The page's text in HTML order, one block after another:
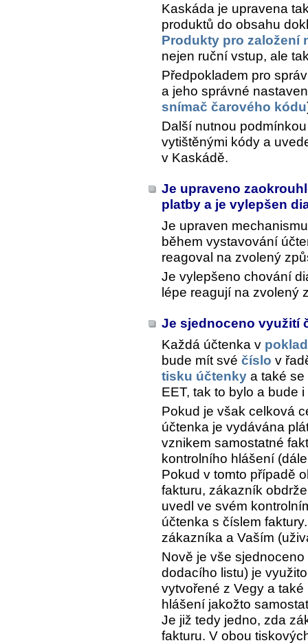
Kaskáda je upravena
produktů do obsahu
Produkty pro založení
nejen ruční vstup, ale
Předpokladem pro
a jeho správné
snímač čarového kódu
Další nutnou
vytištěnými kódy a
v Kaskádě.
Je upraveno
platby a je vylepšen
Je upraven
během vystavování
reagoval na zvolený
Je vylepšeno chování
lépe reagují na zvolený
Je sjednoceno využití
Každá účtenka v
bude mít své číslo v
tisku účtenky a také
EET, tak to bylo a bude
Pokud je však celková
účtenka je vydávána
vznikem samostatné
kontrolního hlášení
Pokud v tomto případě
fakturu, zákazník
uvedl ve svém
účtenka s číslem
zákazníka a Vaším
Nově je vše
dodacího listu) je
vytvořené z Vegy a
hlášení jakožto
Je již tedy jedno, zda
fakturu. V obou